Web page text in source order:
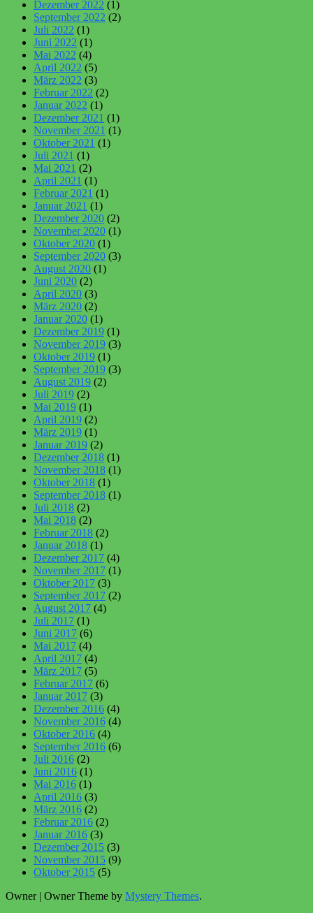
Dezember 2022 (1)
September 2022 (2)
Juli 2022 (1)
Juni 2022 (1)
Mai 2022 (4)
April 2022 (5)
März 2022 (3)
Februar 2022 (2)
Januar 2022 (1)
Dezember 2021 (1)
November 2021 (1)
Oktober 2021 (1)
Juli 2021 (1)
Mai 2021 (2)
April 2021 (1)
Februar 2021 (1)
Januar 2021 (1)
Dezember 2020 (2)
November 2020 (1)
Oktober 2020 (1)
September 2020 (3)
August 2020 (1)
Juni 2020 (2)
April 2020 (3)
März 2020 (2)
Januar 2020 (1)
Dezember 2019 (1)
November 2019 (3)
Oktober 2019 (1)
September 2019 (3)
August 2019 (2)
Juli 2019 (2)
Mai 2019 (1)
April 2019 (2)
März 2019 (1)
Januar 2019 (2)
Dezember 2018 (1)
November 2018 (1)
Oktober 2018 (1)
September 2018 (1)
Juli 2018 (2)
Mai 2018 (2)
Februar 2018 (2)
Januar 2018 (1)
Dezember 2017 (4)
November 2017 (1)
Oktober 2017 (3)
September 2017 (2)
August 2017 (4)
Juli 2017 (1)
Juni 2017 (6)
Mai 2017 (4)
April 2017 (4)
März 2017 (5)
Februar 2017 (6)
Januar 2017 (3)
Dezember 2016 (4)
November 2016 (4)
Oktober 2016 (4)
September 2016 (6)
Juli 2016 (2)
Juni 2016 (1)
Mai 2016 (1)
April 2016 (3)
März 2016 (2)
Februar 2016 (2)
Januar 2016 (3)
Dezember 2015 (3)
November 2015 (9)
Oktober 2015 (5)
Owner | Owner Theme by Mystery Themes.